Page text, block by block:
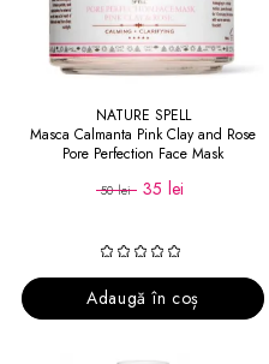
NATURE SPELL
Masca Calmanta Pink Clay and Rose
Pore Perfection Face Mask
50 lei 35 lei
Adaugă în coș